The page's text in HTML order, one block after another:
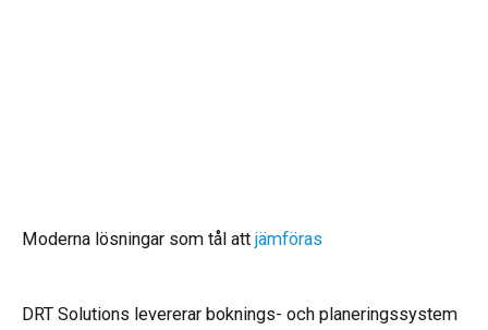
Moderna lösningar som tål att jämföras
DRT Solutions levererar boknings- och planeringssystem